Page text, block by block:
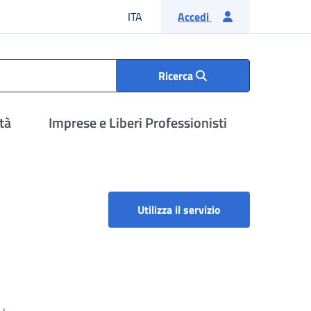
ITA Lingua italiana
Accedi
Ricerca
Imprese e Liberi Professionisti
Utilizza il servizio